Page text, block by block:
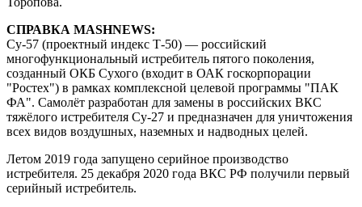
СПРАВКА MASHNEWS:
Су-57 (проектный индекс Т-50) — российский
многофункциональный истребитель пятого поколения,
созданный ОКБ Сухого (входит в ОАК госкорпорации
"Ростех") в рамках комплексной целевой программы "ПАК
ФА". Самолёт разработан для замены в российских ВКС
тяжёлого истребителя Су-27 и предназначен для уничтожения
всех видов воздушных, наземных и надводных целей.
Летом 2019 года запущено серийное производство
истребителя. 25 декабря 2020 года ВКС РФ получили первый
серийный истребитель.